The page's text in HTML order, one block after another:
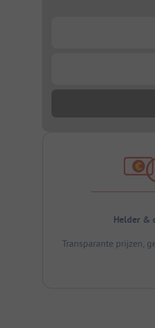
Helder &
Transparante prijzen,